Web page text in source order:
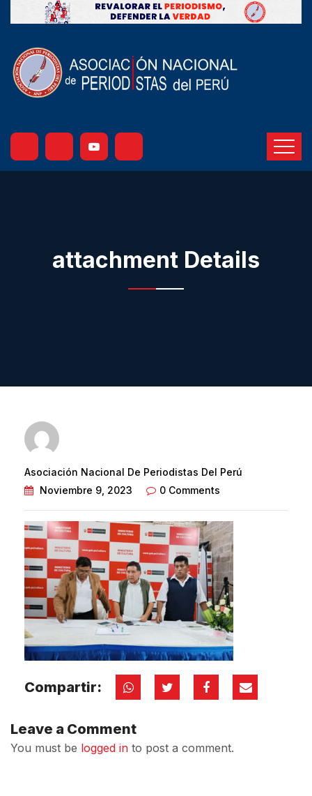
attachment Details
Asociación Nacional De Periodistas Del Perú
Noviembre 9, 2023
0 Comments
Compartir:
Leave a Comment
You must be logged in to post a comment.